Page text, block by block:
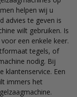
helpen wij u
advies te geven is
wilt gebruiken. Is
een enkele keer.
tegels, of
nodig. Bij
Een
immers het